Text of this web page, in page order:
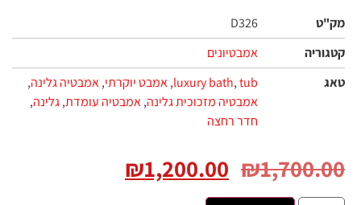
אמבטיונים
luxury bath
,אמבט יוקרתי,אמבטיה גלינה,
אמבטיה מזכוכית גלינה,אמבטיה עומדת ,גלינה,
חדר רחצה
₪
₪1,200.00